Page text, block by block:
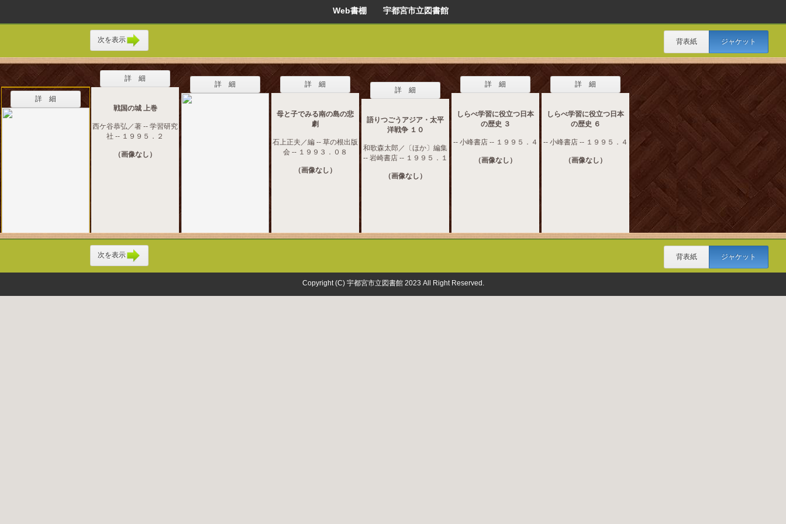
Web書棚 宇都宮市立図書館
次を表示 背表紙 ジャケット
詳 細
詳 細
戦国の城 上巻
西ケ谷恭弘／著 -- 学習研究
社 -- １９９５．２
（画像なし）
詳 細 詳 細
母と子でみる南の島の悲
劇
石上正夫／編 -- 草の根出版
会 -- １９９３．０８
（画像なし）
詳 細
語りつごうアジア・太平
洋戦争 １０
和歌森太郎／〔ほか〕編集
-- 岩崎書店 -- １９９５．１
（画像なし）
詳 細
しらべ学習に役立つ日本
の歴史 ３
-- 小峰書店 -- １９９５．４
（画像なし）
詳 細
しらべ学習に役立つ日本
の歴史 ６
-- 小峰書店 -- １９９５．４
（画像なし）
次を表示 背表紙 ジャケット
Copyright (C) 宇都宮市立図書館 2023 All Right Reserved.